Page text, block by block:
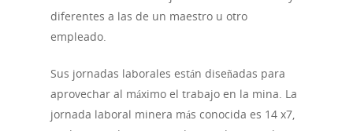
diferentes a las de un maestro u otro
empleado.
Sus jornadas laborales están diseñadas para
aprovechar al máximo el trabajo en la mina. La
jornada laboral minera más conocida es 14 x7,